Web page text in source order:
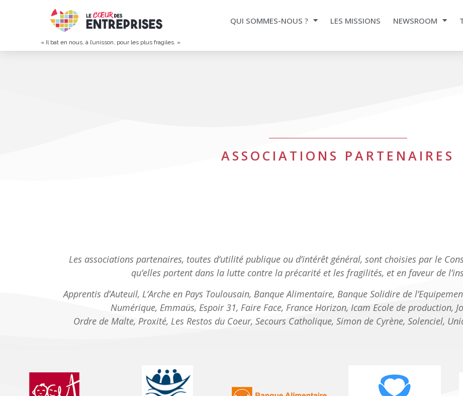
« Il bat en nous, à l’unisson, pour les plus fragiles. »
QUI SOMMES-NOUS ? LES MISSIONS NEWSROOM
ASSOCIATIONS PARTENAIRES
Les associations partenaires, toutes d’utilité publique ou d’intérêt général, sont choisies par le
qu’elles portent dans la lutte contre la précarité et les fragilités, et en faveur de
Apprentis d’Auteuil, L’Arche en Pays Toulousain, Banque Alimentaire, Banque Solidire de
Numérique, Emmaüs, Espoir 31, Faire Face, France Horizon, Icam Ecole de production,
Ordre de Malte, Proxité, Les Restos du Coeur, Secours Catholique, Simon de Cyrène, Solenciel,